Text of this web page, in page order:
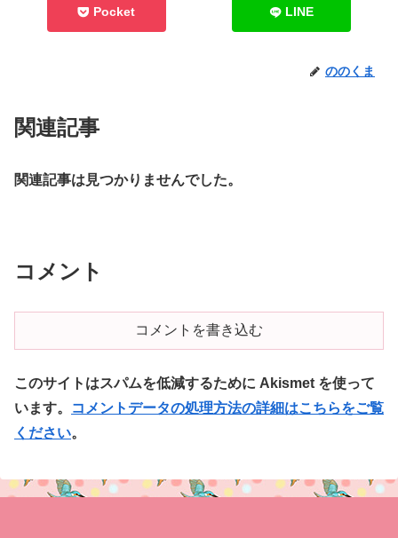
Pocket LINE
ののくま
関連記事
関連記事は見つかりませんでした。
コメント
コメントを書き込む
このサイトはスパムを低減するために Akismet を使って
います。
コメントデータの処理方法の詳細はこちらをご覧
ください。